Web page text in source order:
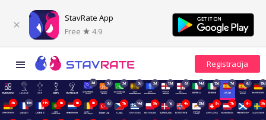
StavRate App
Free
4.9
3d 3d 3d 3d 3d 13d 6d 14d 13d 7d 6d 20d
3h 13d 11h 6h 6h 8h 6d 7h 14d 5h 1d 4h 21d 8h 7h 6h 5h